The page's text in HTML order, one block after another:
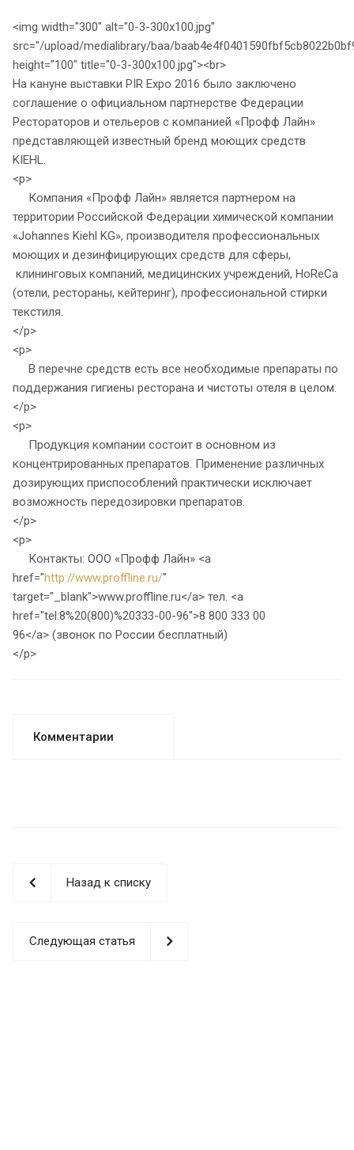
<img width="300" alt="0-3-300x100.jpg"
src="/upload/medialibrary/baa/
height="100" title="0-3-300x100.jpg"><br>
На кануне выставки PIR Expo 2016 было заключено
соглашение о официальном партнерстве Федерации
Рестораторов и отельеров с компанией «Профф Лайн»
представляющей известный бренд моющих средств
KIEHL.
<p>
Компания «Профф Лайн» является партнером на
территории Российской Федерации химической компании
«Johannes Kiehl KG», производителя профессиональных
моющих и дезинфицирующих средств для сферы,
клининговых компаний, медицинских учреждений, HoReCa
(отели, рестораны, кейтеринг), профессиональной стирки
текстиля.
</p>
<p>
В перечне средств есть все необходимые препараты по
поддержания гигиены ресторана и чистоты отеля в целом.
</p>
<p>
Продукция компании состоит в основном из
концентрированных препаратов. Применение различных
дозирующих приспособлений практически исключает
возможность передозировки препаратов.
</p>
<p>
Контакты: ООО «Профф Лайн» <a
href="http://www.proffline.ru/"
target="_blank">www.proffline.ru</a> тел. <a
href="tel:8%20(800)%20333-00-96">8 800 333 00
96</a> (звонок по России бесплатный)
</p>
Комментарии
Назад к списку
Следующая статья